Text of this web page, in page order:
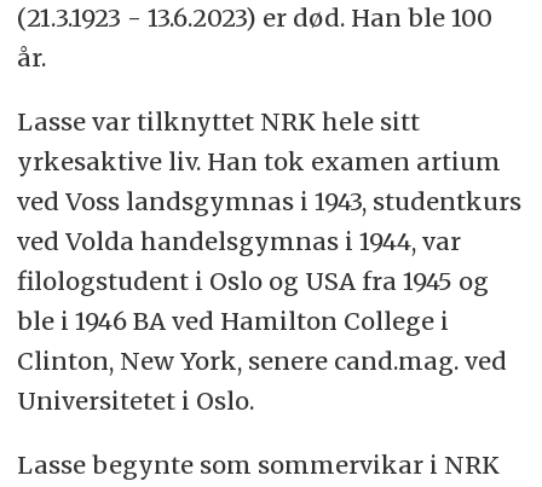
(21.3.1923 - 13.6.2023) er død. Han ble 100
år.
Lasse var tilknyttet NRK hele sitt
yrkesaktive liv. Han tok examen artium
ved Voss landsgymnas i 1943, studentkurs
ved Volda handelsgymnas i 1944, var
filologstudent i Oslo og USA fra 1945 og
ble i 1946 BA ved Hamilton College i
Clinton, New York, senere cand.mag. ved
Universitetet i Oslo.
Lasse begynte som sommervikar i NRK